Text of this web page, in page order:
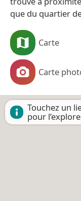
que du quartier
Carte
Carte
Touchez un
pour